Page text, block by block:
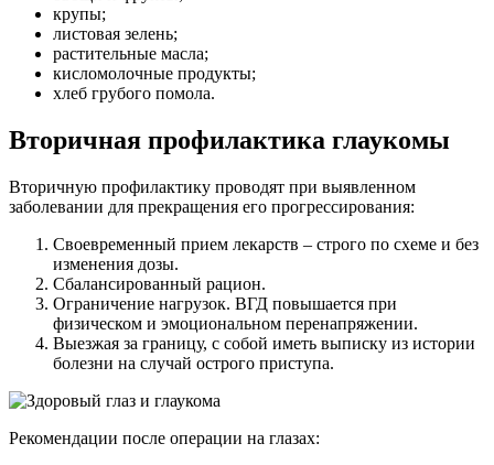
крупы;
листовая зелень;
растительные масла;
кисломолочные продукты;
хлеб грубого помола.
Вторичная профилактика глаукомы
Вторичную профилактику проводят при выявленном
заболевании для прекращения его прогрессирования:
Своевременный прием лекарств – строго по схеме и без
изменения дозы.
Сбалансированный рацион.
Ограничение нагрузок. ВГД повышается при
физическом и эмоциональном перенапряжении.
Выезжая за границу, с собой иметь выписку из истории
болезни на случай острого приступа.
Рекомендации после операции на глазах: